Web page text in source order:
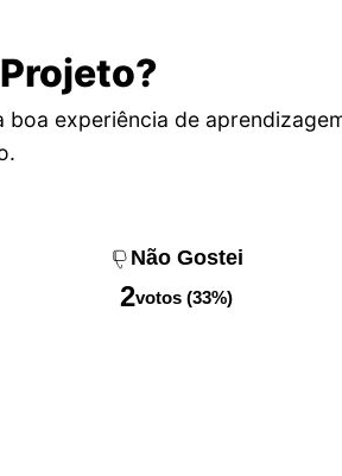
boa experiência de
Não Gostei
2votos (33%)